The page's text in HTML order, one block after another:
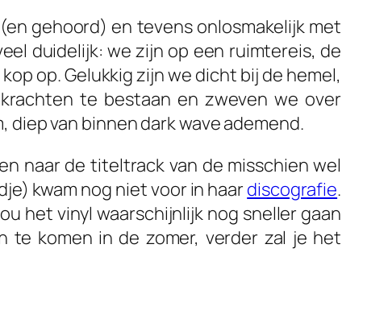
gehoord) en tevens onlosmakelijk met
duidelijk: we zijn op een ruimtereis, de
op. Gelukkig zijn we dicht bij de hemel,
te bestaan en zweven we over
van binnen dark wave ademend.
naar de titeltrack van de misschien wel
kwam nog niet voor in haar discografie.
het vinyl waarschijnlijk nog sneller gaan
te komen in de zomer, verder zal je het